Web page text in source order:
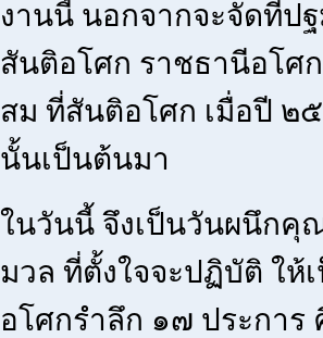
งานนี้ นอกจากจะจัดที่ป
สันติอโศก ราชธานีอโศ
สม ที่สันติอโศก เมื่อปี ๒
นั้นเป็นต้นมา
ในวันนี้ จึงเป็นวันผนึกคุ
มวล ที่ตั้งใจจะปฏิบัติ ให้
อโศกรำลึก ๑๗ ประการ